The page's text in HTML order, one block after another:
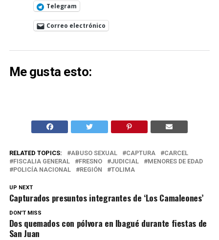
Telegram
Correo electrónico
Me gusta esto:
RELATED TOPICS: ABUSO SEXUAL CAPTURA
CARCEL
FISCALIA GENERAL
FRESNO JUDICIAL
MENORES DE EDAD
POLICÍA NACIONAL
REGIÓN TOLIMA
UP NEXT
Capturados presuntos integrantes de ‘Los Camaleones’
DON'T MISS
Dos quemados con pólvora en Ibagué durante fiestas de
San Juan